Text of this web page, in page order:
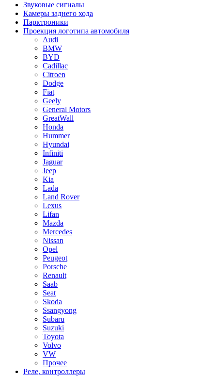
Звуковые сигналы
Камеры заднего хода
Парктроники
Проекция логотипа автомобиля
Audi
BMW
BYD
Cadillac
Citroen
Dodge
Fiat
Geely
General Motors
GreatWall
Honda
Hummer
Hyundai
Infiniti
Jaguar
Jeep
Kia
Lada
Land Rover
Lexus
Lifan
Mazda
Mercedes
Nissan
Opel
Peugeot
Porsche
Renault
Saab
Seat
Skoda
Ssangyong
Subaru
Suzuki
Toyota
Volvo
VW
Прочее
Реле, контроллеры